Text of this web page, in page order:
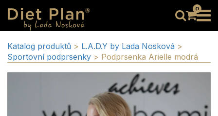
0
Katalog produktů > L.A.D.Y by Lada Nosková >
Sportovní podprsenky > Podprsenka Arielle modrá